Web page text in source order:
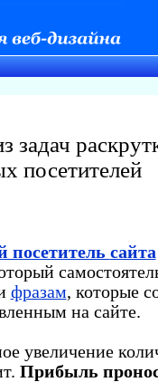
задач
посетителей
посетитель сайта
фразам, которые
на сайте.
увеличение
Прибыль